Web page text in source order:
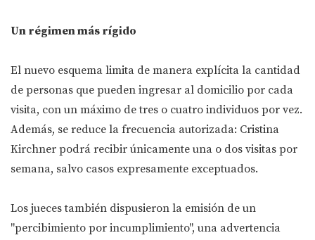
Un régimen más rígido
El nuevo esquema limita de manera explícita la cantidad
de personas que pueden ingresar al domicilio por cada
visita, con un máximo de tres o cuatro individuos por vez.
Además, se reduce la frecuencia autorizada: Cristina
Kirchner podrá recibir únicamente una o dos visitas por
semana, salvo casos expresamente exceptuados.
Los jueces también dispusieron la emisión de un
"percibimiento por incumplimiento", una advertencia